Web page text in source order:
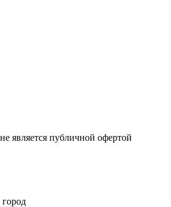
является публичной офертой